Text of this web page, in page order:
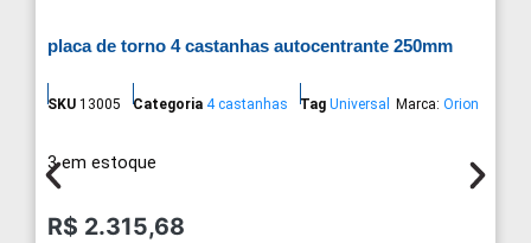
placa de torno 4 castanhas autocentrante 250mm
SKU 13005 Categoria 4 castanhas Tag Universal Marca: Orion
3 em estoque
R$ 2.315,68